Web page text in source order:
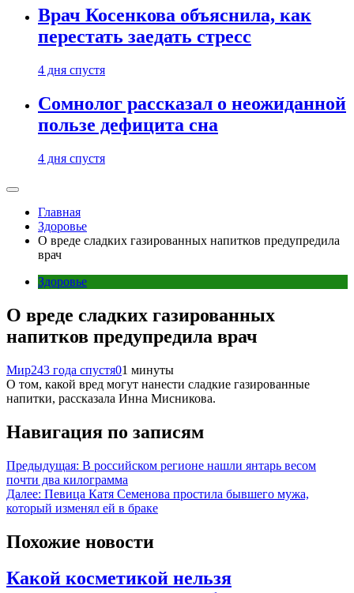
Врач Косенкова объяснила, как
перестать заедать стресс
4 дня спустя
Сомнолог рассказал о неожиданной
пользе дефицита сна
4 дня спустя
Главная
Здоровье
О вреде сладких газированных напитков предупредила
врач
Здоровье
О вреде сладких газированных
напитков предупредила врач
Мир243 года спустя01 минуты
О том, какой вред могут нанести сладкие газированные
напитки, рассказала Инна Мисникова.
Навигация по записям
Предыдущая: В российском регионе нашли янтарь весом
почти два килограмма
Далее: Певица Катя Семенова простила бывшего мужа,
который изменял ей в браке
Похожие новости
Какой косметикой нельзя